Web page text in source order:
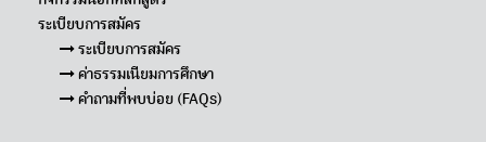
ระเบียบการสมัคร
ระเบียบการสมัคร
ค่าธรรมเนียมการศึกษา
คำถามที่พบบ่อย (FAQs)